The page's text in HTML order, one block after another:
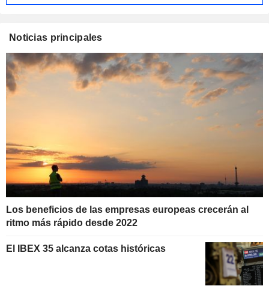
Noticias principales
Los beneficios de las empresas europeas crecerán al
ritmo más rápido desde 2022
El IBEX 35 alcanza cotas históricas